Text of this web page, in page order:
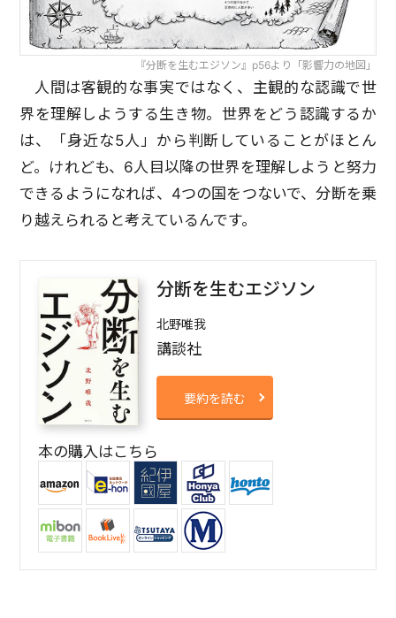
『分断を生むエジソン』p56より「影響力の地図」
人間は客観的な事実ではなく、主観的な認識で世
界を理解しようする生き物。世界をどう認識するか
は、「身近な5人」から判断していることがほとん
ど。けれども、6人目以降の世界を理解しようと努力
できるようになれば、4つの国をつないで、分断を乗
り越えられると考えているんです。
分断を生むエジソン
北野唯我
講談社
要約を読む
本の購入はこちら